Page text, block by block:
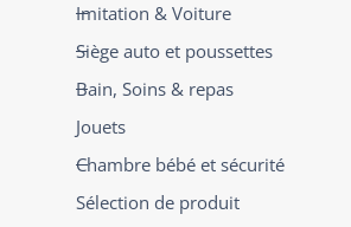
Imitation & Voiture
Siège auto et poussettes
Bain, Soins & repas
Jouets
Chambre bébé et sécurité
Sélection de produit